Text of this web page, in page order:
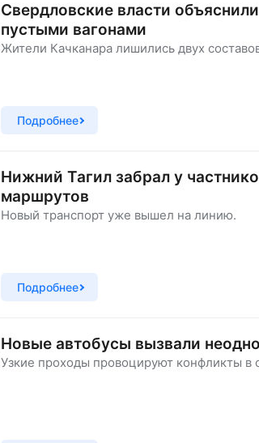
Свердловские власти
пустыми вагонами
Жители Качканара лишились двух
Подробнее
Нижний Тагил забрал у
маршрутов
Новый транспорт уже вышел на линию.
Подробнее
Новые автобусы вызвали
Узкие проходы провоцируют конфликты в